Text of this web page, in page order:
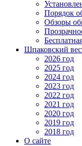
Порядок
Обзоры
Шпаковский
2026 год
2025 год
2024 год
2023 год
2022 год
2021 год
2020 год
2019 год
2018 год
О сайте